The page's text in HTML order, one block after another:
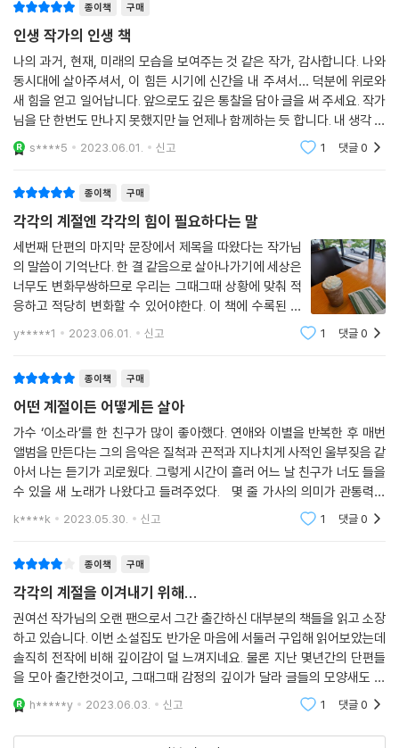
종이책 구매
인생 작가의 인생 책
나의 과거, 현재, 미래의 모습을 보여주는 것 같은 작가, 감사합니다. 나와
동시대에 살아주셔서, 이 힘든 시기에 신간을 내 주셔서… 덕분에 위로와
새 힘을 얻고 일어납니다. 앞으로도 깊은 통찰을 담아 글을 써 주세요. 작가
님을 단 한번도 만나지 못했지만 늘 언제나 함께하는 듯 합니다. 내 생각 내
마음을 읽어 줘서 고맙습니다.소설집에 수록된 모든 단편소설이 다 좋기가
쉽지 않
s****5 2023.06.01. 신고 1 댓글0
종이책 구매
각각의 계절엔 각각의 힘이 필요하다는 말
세번째 단편의 마지막 문장에서 제목을 따왔다는 작가님
의 말씀이 기억난다. 한 결 같음으로 살아나가기에 세상은
너무도 변화무쌍하므로 우리는 그때그때 상황에 맞춰 적
응하고 적당히 변화할 수 있어야한다. 이 책에 수록된 단
편들은 모두 지난 기억을 곱씹고 과거를 되새기는 인물들
을 그리고 있다. 과거는 묻어두라고들 하지만, 권여선 작
y*****1 2023.06.01. 신고 1 댓글0
종이책 구매
어떤 계절이든 어떻게든 살아
가수 ‘이소라’를 한 친구가 많이 좋아했다. 연애와 이별을 반복한 후 매번
앨범을 만든다는 그의 음악은 질척과 끈적과 지나치게 사적인 울부짖음 같
아서 나는 듣기가 괴로웠다. 그렇게 시간이 흘러 어느 날 친구가 너도 들을
수 있을 새 노래가 나왔다고 들려주었다. 몇 줄 가사의 의미가 관통력을
가진 듯 인상적이었다. 사랑은 비극이다. 우리는 서로가 아니고, 추억은
k****k 2023.05.30. 신고 1 댓글0
종이책 구매
각각의 계절을 이겨내기 위해...
권여선 작가님의 오랜 팬으로서 그간 출간하신 대부분의 책들을 읽고 소장
하고 있습니다. 이번 소설집도 반가운 마음에 서둘러 구입해 읽어보았는데
솔직히 전작에 비해 깊이감이 덜 느껴지네요. 물론 지난 몇년간의 단편들
을 모아 출간한것이고, 그때그때 감정의 깊이가 달라 글들의 모양새도 달
라진거겠지요. 제가 장편을 더 선호하는 경향이기도 하구요.그래도 오랜만
에 권여선 작가님
h*****y 2023.06.03. 신고 1 댓글0